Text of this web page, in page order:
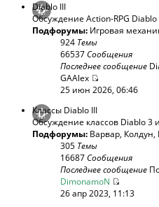
Diablo III
Обсуждение Action-RPG
Подфорумы: Игровая
924 Темы
66537Сообщения
Последнее сообщение
GAAlex
25 июн 2026, 06:46
Классы Diablo III
Обсуждение классов Diablo 3
Подфорумы: Варвар, Колдун,
305 Темы
16687Сообщения
Последнее сообщение
DimonamoN
26 апр 2023, 11:13